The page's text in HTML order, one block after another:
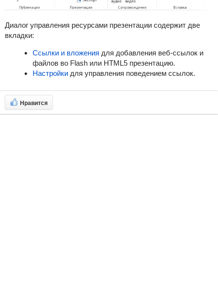
Диалог управления ресурсами презентации содержит две
вкладки:
Ссылки и вложения для добавления веб-ссылок и
файлов во Flash или HTML5 презентацию.
Настройкидля управления поведением ссылок.
Нравится